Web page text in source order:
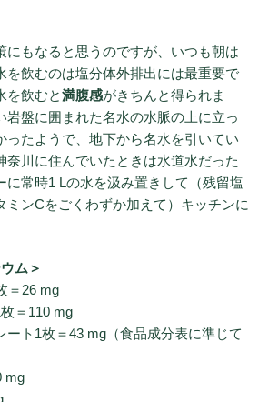
にもなると思うのですが、いつも朝は
を飲むのは塩分体外排出には最重要で
を飲むと満腹感がきちんと得られま
岩盤に囲まれた名水の水脈の上に立っ
ったようで、地下から名水を引いてい
奈川に住んでいたときは水道水だった
に常時1 Lの水を汲み置きして（残留塩
ミンCをごくわずか加えて）キッチンに
ム＞
＝26 mg
＝110 mg
ート1枚＝43 mg（食品成分表に準じて
mg